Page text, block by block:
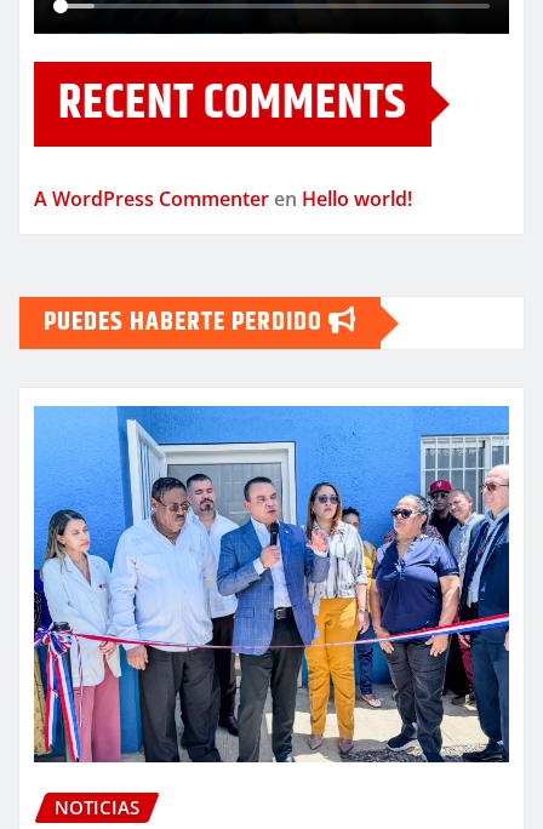
RECENT COMMENTS
A WordPress Commenter en Hello world!
PUEDES HABERTE PERDIDO
NOTICIAS